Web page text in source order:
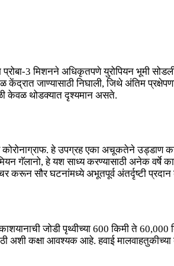
3 मिशनने अधिकृतपणे युरोपियन भूमी
जाण्यासाठी निघाली, जिथे अंतिम
केवळ थोडक्यात दृश्यमान असते.
हे उपग्रह एका अचूकतेने उड्डाण
गॅलानो, हे यश साध्य करण्यासाठी अनेक वर्षे
करून सौर घटनांमध्ये अभूतपूर्व अंतर्दृष्टी
जोडी पृथ्वीच्या 600 किमी ते
अशी कक्षा आवश्यक आहे. हवाई